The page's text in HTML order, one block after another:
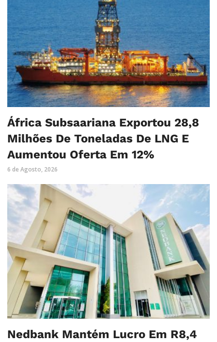
África Subsaariana Exportou 28,8
Milhões De Toneladas De LNG E
Aumentou Oferta Em 12%
6 de Agosto, 2026
Nedbank Mantém Lucro Em R8,4